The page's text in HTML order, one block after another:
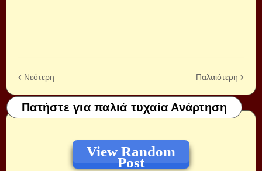
Νεότερη Παλαιότερη
Πατήστε για παλιά τυχαία Ανάρτηση
View Random
Post